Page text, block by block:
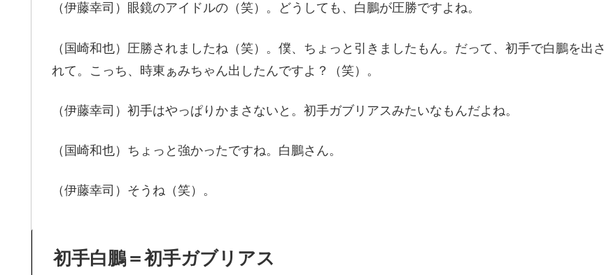
（伊藤幸司）眼鏡のアイドルの（笑）。どうしても、白鵬が圧勝ですよね。
（国崎和也）圧勝されましたね（笑）。僕、ちょっと引きましたもん。だって、初手で白鵬を出さ
れて。こっち、時東ぁみちゃん出したんですよ？（笑）。
（伊藤幸司）初手はやっぱりかまさないと。初手ガブリアスみたいなもんだよね。
（国崎和也）ちょっと強かったですね。白鵬さん。
（伊藤幸司）そうね（笑）。
初手白鵬＝初手ガブリアス